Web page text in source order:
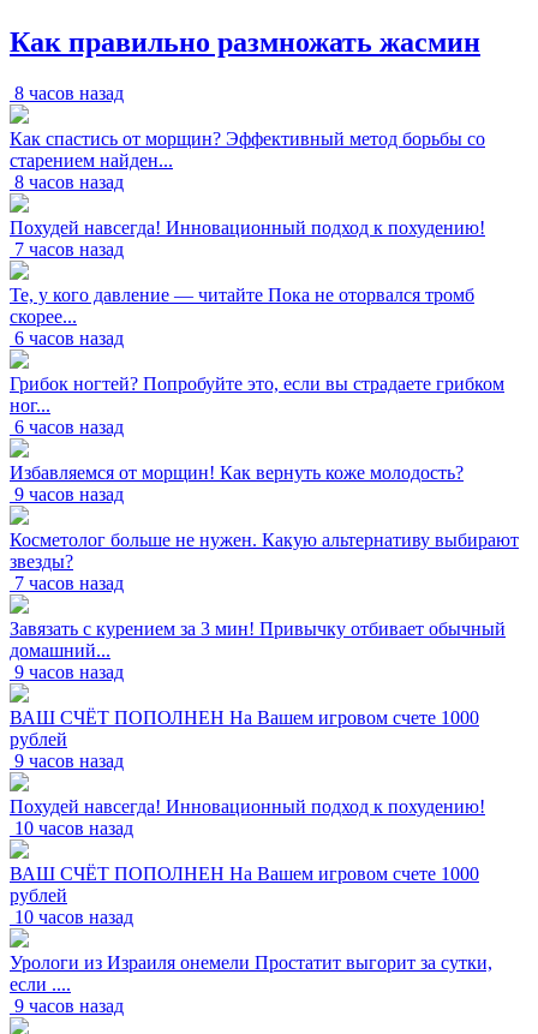
Как правильно размножать жасмин
8 часов назад
Как спастись от морщин? Эффективный метод борьбы со
старением найден...
8 часов назад
Похудей навсегда! Инновационный подход к похудению!
7 часов назад
Те, у кого давление — читайте Пока не оторвался тромб
скорее...
6 часов назад
Грибок ногтей? Попробуйте это, если вы страдаете грибком
ног...
6 часов назад
Избавляемся от морщин! Как вернуть коже молодость?
9 часов назад
Косметолог больше не нужен. Какую альтернативу выбирают
звезды?
7 часов назад
Завязать с курением за 3 мин! Привычку отбивает обычный
домашний...
9 часов назад
ВАШ СЧЁТ ПОПОЛНЕН На Вашем игровом счете 1000
рублей
9 часов назад
Похудей навсегда! Инновационный подход к похудению!
10 часов назад
ВАШ СЧЁТ ПОПОЛНЕН На Вашем игровом счете 1000
рублей
10 часов назад
Урологи из Израиля онемели Простатит выгорит за сутки,
если ....
9 часов назад